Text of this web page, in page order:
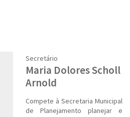
Secretário
Maria Dolores Scholl
Arnold
Compete à Secretaria Municipal
de Planejamento planejar e